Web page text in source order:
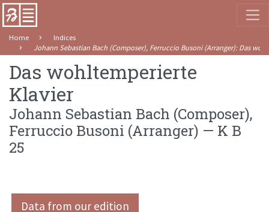
Home
Indices
Johann Sebastian Bach (Composer), Ferruccio Busoni (Arranger): Das
Das wohltemperierte
Klavier
Johann Sebastian Bach (Composer),
Ferruccio Busoni (Arranger) — K B
25
Data from our edition